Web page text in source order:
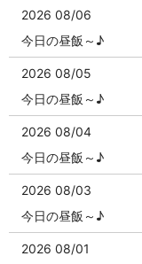
2026 08/06
今日の昼飯～♪
2026 08/05
今日の昼飯～♪
2026 08/04
今日の昼飯～♪
2026 08/03
今日の昼飯～♪
2026 08/01